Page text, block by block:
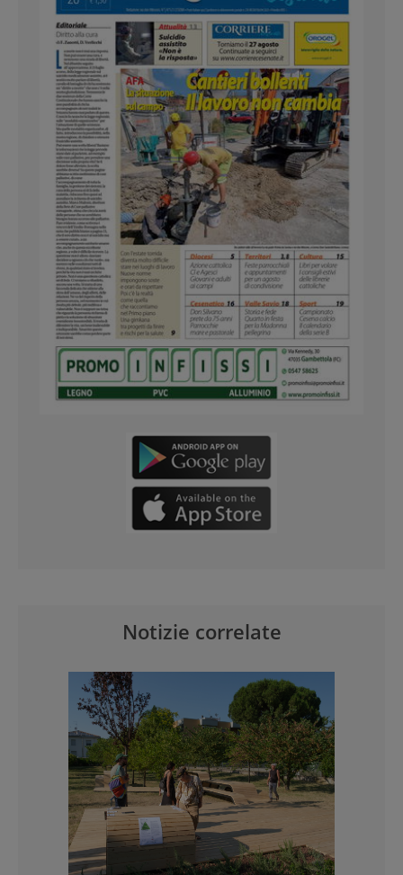
Notizie correlate